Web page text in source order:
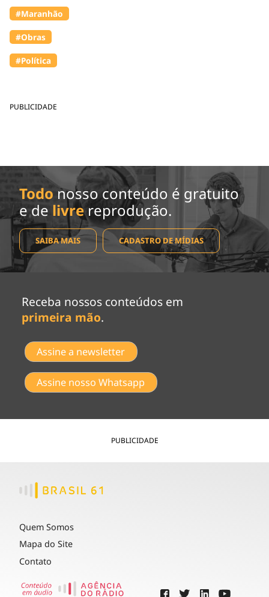
PUBLICIDADE
#Maranhão
#Obras
#Política
Todo nosso conteúdo é gratuito
e de livrereprodução.
SAIBA MAIS CADASTRO DE MÍDIAS
Receba nossos conteúdos em
primeira mão.
Assine a newsletter
Assine nosso Whatsapp
PUBLICIDADE
Quem Somos
Mapa do Site
Contato